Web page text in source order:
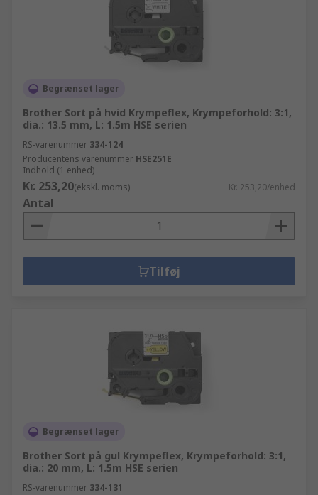
Begrænset lager
Brother Sort på hvid Krympeflex, Krympeforhold: 3:1,
dia.: 13.5 mm, L: 1.5m HSE serien
RS-varenummer 334-124
Producentens varenummer HSE251E
Indhold (1 enhed)
Kr. 253,20(ekskl. moms) Kr. 253,20/enhed
Antal
Tilføj
Begrænset lager
Brother Sort på gul Krympeflex, Krympeforhold: 3:1,
dia.: 20 mm, L: 1.5m HSE serien
RS-varenummer 334-131